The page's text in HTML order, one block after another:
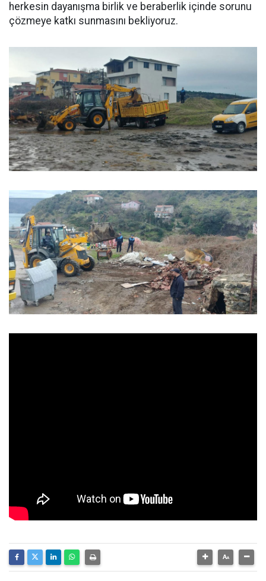
herkesin dayanışma birlik ve beraberlik içinde sorunu
çözmeye katkı sunmasını bekliyoruz.